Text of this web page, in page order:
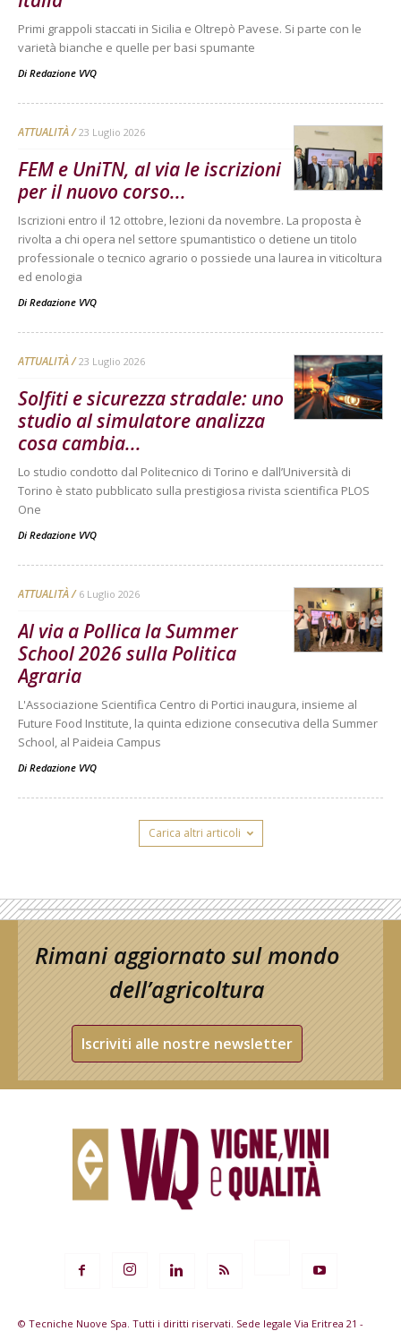
Primi grappoli staccati in Sicilia e Oltrepò Pavese. Si parte con le
varietà bianche e quelle per basi spumante
Di Redazione VVQ
ATTUALITÀ 23 Luglio 2026
FEM e UniTN, al via le iscrizioni
per il nuovo corso...
Iscrizioni entro il 12 ottobre, lezioni da novembre. La proposta è
rivolta a chi opera nel settore spumantistico o detiene un titolo
professionale o tecnico agrario o possiede una laurea in viticoltura
ed enologia
Di Redazione VVQ
ATTUALITÀ 23 Luglio 2026
Solfiti e sicurezza stradale: uno
studio al simulatore analizza
cosa cambia...
Lo studio condotto dal Politecnico di Torino e dall’Università di
Torino è stato pubblicato sulla prestigiosa rivista scientifica PLOS
One
Di Redazione VVQ
ATTUALITÀ 6 Luglio 2026
Al via a Pollica la Summer
School 2026 sulla Politica
Agraria
L'Associazione Scientifica Centro di Portici inaugura, insieme al
Future Food Institute, la quinta edizione consecutiva della Summer
School, al Paideia Campus
Di Redazione VVQ
Carica altri articoli
Rimani aggiornato sul mondo
dell’agricoltura
Iscriviti alle nostre newsletter
© Tecniche Nuove Spa. Tutti i diritti riservati. Sede legale Via Eritrea 21 -